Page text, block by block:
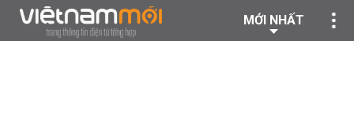
MỚI NHẤT